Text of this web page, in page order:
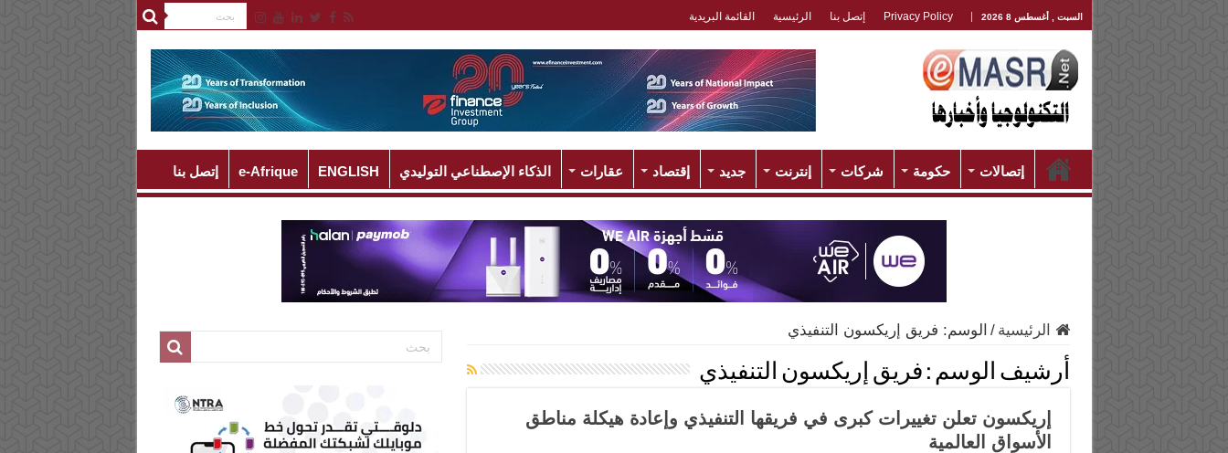
السبت , أغسطس 8 2026 Privacy Policy إتصل بنا الرئيسية القائمة البريدية
إتصالات حكومة شركات إنترنت جديد إقتصاد عقارات الذكاء الإصطناعي التوليدي ENGLISH
e-Afrique إتصل بنا
الرئيسية / الوسم: فريق إريكسون التنفيذي
أرشيف الوسم : فريق إريكسون التنفيذي
إريكسون تعلن تغييرات كبرى في فريقها التنفيذي وإعادة هيكلة مناطق
الأسواق العالمية